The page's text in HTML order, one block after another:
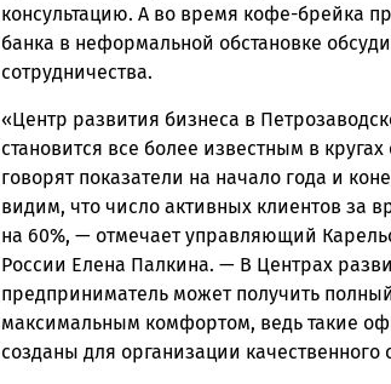
консультацию. А во время кофе-брейка
банка в неформальной обстановке
сотрудничества.
«Центр развития бизнеса в
становится все более известным в
говорят показатели на начало года и
видим, что число активных клиентов за
на 60%, — отмечает управляющий
России Елена Палкина. — В Центрах
предприниматель может получить
максимальным комфортом, ведь такие
созданы для организации качественного